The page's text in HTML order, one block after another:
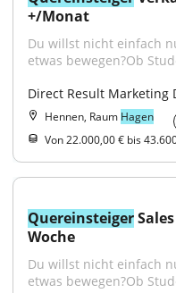
+/Monat
Du willst nicht einfach
etwas bewegen?Ob
Direct Result Marketing
Hennen, Raum Hagen
Von 22.000,00 € bis
Quereinsteiger
Woche
Du willst nicht einfach
etwas bewegen?Ob